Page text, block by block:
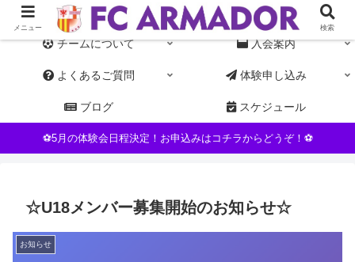
東京都杉並区NPO運営の女子サッカーチーム。初心者・未経験者歓迎
チームについて 入会案内
よくあるご質問 体験申し込み
ブログ スケジュール
⚽5月の体験会日程決定！お申込みはコチラからどうぞ！⚽
☆U18メンバー募集開始のお知らせ☆
お知らせ
メニュー 検索